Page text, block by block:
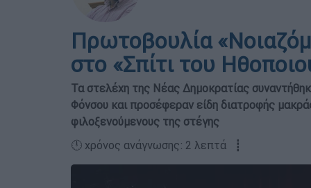
Πρωτοβουλία
στο «Σπίτι του
Τα στελέχη της Νέας Δημοκρατίας
Φόνσου και προσέφεραν είδη διατροφής
φιλοξενούμενους της στέγης
🕛 χρόνος ανάγνωσης: 2 λεπτά ┋